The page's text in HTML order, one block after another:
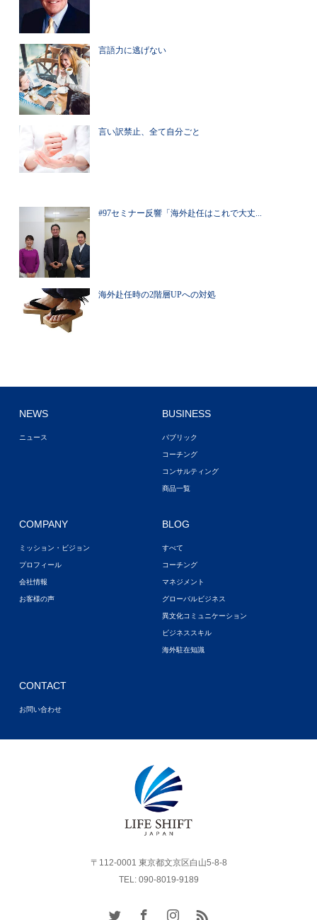
言語力に逃げない
言い訳禁止、全て自分ごと
#97セミナー反響「海外赴任はこれで大丈...
海外赴任時の2階層UPへの対処
NEWS
ニュース
BUSINESS
パブリック
コーチング
コンサルティング
商品一覧
COMPANY
ミッション・ビジョン
プロフィール
会社情報
お客様の声
BLOG
すべて
コーチング
マネジメント
グローバルビジネス
異文化コミュニケーション
ビジネススキル
海外駐在知識
CONTACT
お問い合わせ
〒112-0001 東京都文京区白山5-8-8
TEL: 090-8019-9189